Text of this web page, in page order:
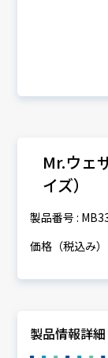
Mr.ウェ
イズ）
製品番号 :
価格（税込み
製品情報詳細